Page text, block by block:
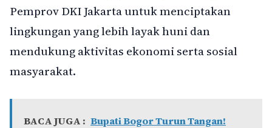
Pemprov DKI Jakarta untuk menciptakan
lingkungan yang lebih layak huni dan
mendukung aktivitas ekonomi serta sosial
masyarakat.
BACA JUGA : Bupati Bogor Turun Tangan!